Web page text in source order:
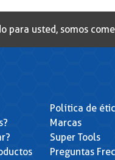
para usted, somos
Política de
Marcas
Super Tools
Preguntas